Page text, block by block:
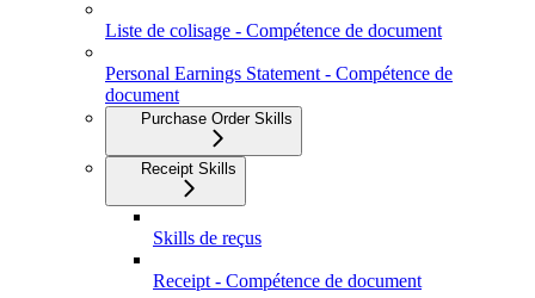
Liste de colisage - Compétence de document
Personal Earnings Statement - Compétence de
document
Purchase Order Skills
Receipt Skills
Skills de reçus
Receipt - Compétence de document